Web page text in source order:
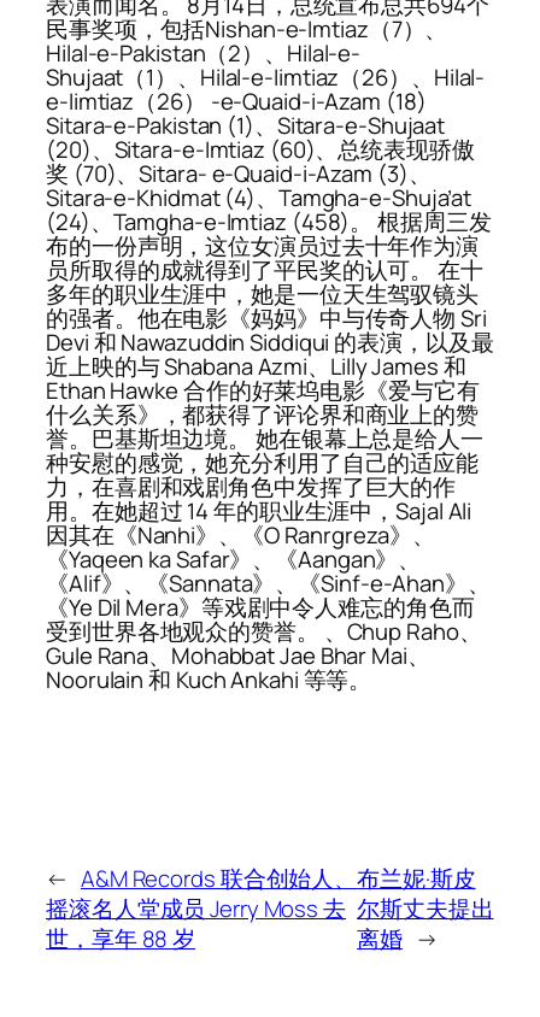
民事奖项，包括Nishan-e-Imtiaz（7）、
Hilal-e-Pakistan（2）、Hilal-e-
Shujaat（1）、Hilal-e-Iimtiaz（26）、Hilal-
e-Iimtiaz（26） -e-Quaid-i-Azam (18)
Sitara-e-Pakistan (1)、Sitara-e-Shujaat
(20)、Sitara-e-Imtiaz (60)、总统表现骄傲
奖 (70)、Sitara- e-Quaid-i-Azam (3)、
Sitara-e-Khidmat (4)、Tamgha-e-Shuja’at
(24)、Tamgha-e-Imtiaz (458)。 根据周三发
布的一份声明，这位女演员过去十年作为演
员所取得的成就得到了平民奖的认可。 在十
多年的职业生涯中，她是一位天生驾驭镜头
的强者。他在电影《妈妈》中与传奇人物 Sri
Devi 和 Nawazuddin Siddiqui 的表演，以及最
近上映的与 Shabana Azmi、Lilly James 和
Ethan Hawke 合作的好莱坞电影《爱与它有
什么关系》，都获得了评论界和商业上的赞
誉。巴基斯坦边境。 她在银幕上总是给人一
种安慰的感觉，她充分利用了自己的适应能
力，在喜剧和戏剧角色中发挥了巨大的作
用。在她超过 14 年的职业生涯中，Sajal Ali
因其在《Nanhi》、《O Ranrgreza》、
《Yaqeen ka Safar》、《Aangan》、
《Alif》、《Sannata》、《Sinf-e-Ahan》、
《Ye Dil Mera》等戏剧中令人难忘的角色而
受到世界各地观众的赞誉。 、Chup Raho、
Gule Rana、Mohabbat Jae Bhar Mai、
Noorulain 和 Kuch Ankahi 等等。
← A&M Records 联合创始人、
摇滚名人堂成员 Jerry Moss 去
世，享年 88 岁
布兰妮·斯皮
尔斯丈夫提出
离婚 →